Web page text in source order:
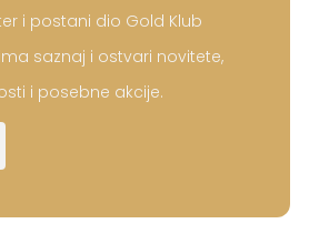
i postani dio Gold Klub
saznaj i ostvari novitete,
i posebne akcije.